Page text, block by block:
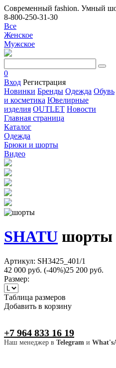
Современный fashion. Умный
8-800-250-31-30
Все
Женское
Мужское
0
Вход Регистрация
Новинки Бренды Одежда Обувь
и косметика Ювелирные
изделия OUTLET Новости
Главная страница
Каталог
Одежда
Брюки и шорты
Видео
SHATU шорты
Артикул: SH3425_401/1
42 000 руб. (-40%)25 200 руб.
Размер:
Таблица размеров
Добавить в корзину
+7 964 833 16 19
Наш менеджер в Telegram и